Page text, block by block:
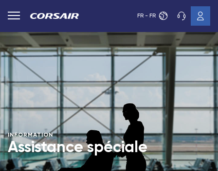
FR - FR
INFORMATION
Assistance spéciale